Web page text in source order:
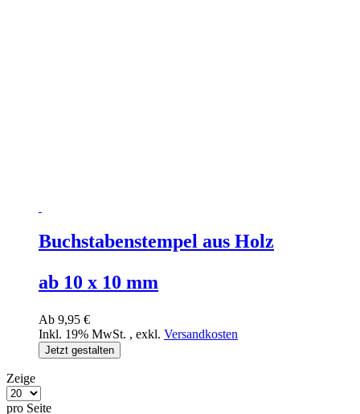
Buchstabenstempel aus Holz
ab 10 x 10 mm
Ab 9,95 €
Inkl. 19% MwSt. , exkl. Versandkosten
Jetzt gestalten
Zeige
pro Seite